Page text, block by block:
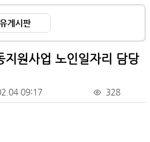
게시판
지원사업 노인일자리 담당
09:17 328